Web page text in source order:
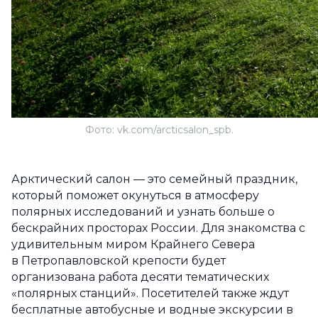
Фото: vk.com/arcticsalon_spb.
Арктический салон — это семейный праздник,
который поможет окунуться в атмосферу
полярных исследований и узнать больше о
бескрайних просторах России. Для знакомства с
удивительным миром Крайнего Севера
в Петропавловской крепости будет
организована работа десяти тематических
«полярных станций». Посетителей также ждут
бесплатные автобусные и водные экскурсии в